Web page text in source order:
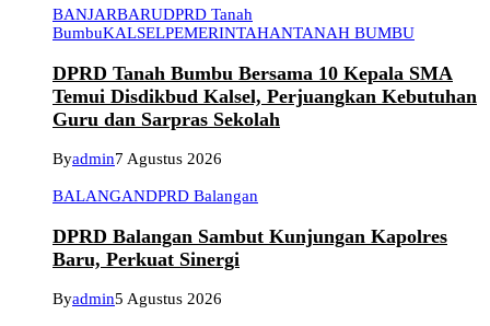
BANJARBARUDPRD Tanah
BumbuKALSELPEMERINTAHANTANAH BUMBU
DPRD Tanah Bumbu Bersama 10 Kepala SMA
Temui Disdikbud Kalsel, Perjuangkan Kebutuhan
Guru dan Sarpras Sekolah
Byadmin7 Agustus 2026
BALANGANDPRD Balangan
DPRD Balangan Sambut Kunjungan Kapolres
Baru, Perkuat Sinergi
Byadmin5 Agustus 2026